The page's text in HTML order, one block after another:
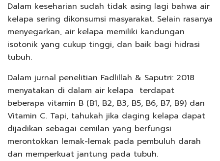
Dalam keseharian sudah tidak asing lagi bahwa air
kelapa sering dikonsumsi masyarakat. Selain rasanya
menyegarkan, air kelapa memiliki kandungan
isotonik yang cukup tinggi, dan baik bagi hidrasi
tubuh.
Dalam jurnal penelitian Fadlillah & Saputri: 2018
menyatakan di dalam air kelapa terdapat
beberapa vitamin B (B1, B2, B3, B5, B6, B7, B9) dan
Vitamin C. Tapi, tahukah jika daging kelapa dapat
dijadikan sebagai cemilan yang berfungsi
merontokkan lemak-lemak pada pembuluh darah
dan memperkuat jantung pada tubuh.